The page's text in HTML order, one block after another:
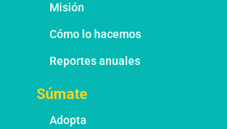
Misión
Cómo lo hacemos
Reportes anuales
Súmate
Adopta